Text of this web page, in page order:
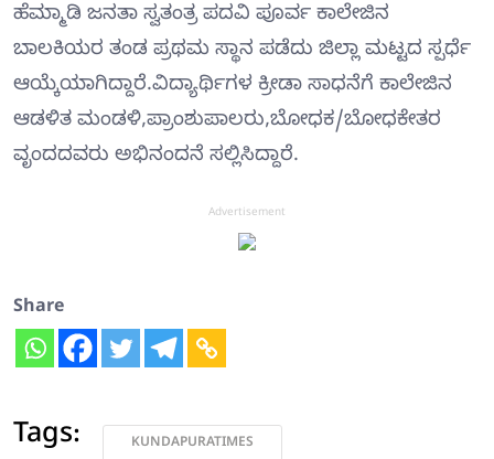
ಹೆಮ್ಮಾಡಿ ಜನತಾ ಸ್ವತಂತ್ರ ಪದವಿ ಪೂರ್ವ ಕಾಲೇಜಿನ
ಬಾಲಕಿಯರ ತಂಡ ಪ್ರಥಮ ಸ್ಥಾನ ಪಡೆದು ಜಿಲ್ಲಾ ಮಟ್ಟದ ಸ್ಪರ್ಧೆ
ಆಯ್ಕೆಯಾಗಿದ್ದಾರೆ.ವಿದ್ಯಾರ್ಥಿಗಳ ಕ್ರೀಡಾ ಸಾಧನೆಗೆ ಕಾಲೇಜಿನ
ಆಡಳಿತ ಮಂಡಳಿ,ಪ್ರಾಂಶುಪಾಲರು,ಬೋಧಕ/ಬೋಧಕೇತರ
ವೃಂದದವರು ಅಭಿನಂದನೆ ಸಲ್ಲಿಸಿದ್ದಾರೆ.
Advertisement
Share
Tags: KUNDAPURATIMES